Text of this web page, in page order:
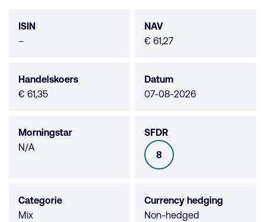
data
ISIN
Geen
–
NAV
€ 61,27
Handelskoers
€ 61,35
Datum
07-08-2026
Morningstar
Morningstar
N/A
SFDR
SFDR
8
Categorie
Mix
Currency hedging
Non-hedged